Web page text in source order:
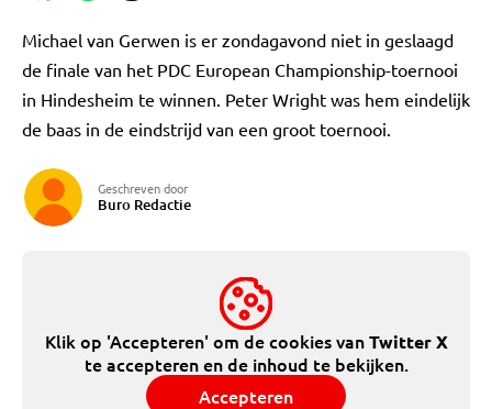
Michael van Gerwen is er zondagavond niet in geslaagd
de finale van het PDC European Championship-toernooi
in Hindesheim te winnen. Peter Wright was hem eindelijk
de baas in de eindstrijd van een groot toernooi.
Geschreven door
Buro Redactie
Klik op 'Accepteren' om de cookies vanTwitter X
te accepteren en de inhoud te bekijken.
Accepteren